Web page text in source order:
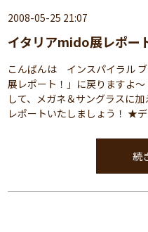
2008-05-25 21:07
イタリアmido展レポ
こんばんは インスパイラル
展レポート！」に戻りますよ
して、メガネ＆サングラスに
レポートいたしましょう！ ★
続